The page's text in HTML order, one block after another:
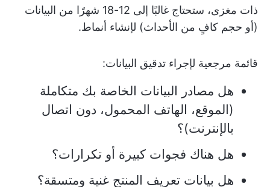
ذات مغزى، ستحتاج غالبًا إلى 12-18 شهرًا من البيانات
(أو حجم كافٍ من الأحداث) لإنشاء أنماط.
قائمة مرجعية لإجراء تدقيق البيانات:
هل مصادر البيانات الخاصة بك متكاملة
(الموقع، الهاتف المحمول، دون اتصال
بالإنترنت)؟
هل هناك فجوات كبيرة أو تكرارات؟
هل بيانات تعريف المنتج غنية ومتسقة؟